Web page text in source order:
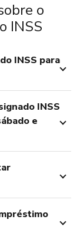
o
INSS
INSS para
INSS
e